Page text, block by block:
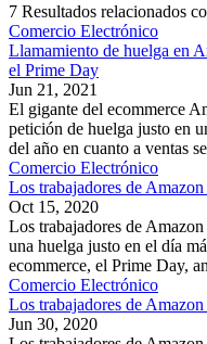
7 Resultados relacionados
Comercio Electrónico
Llamamiento de huelga en
el Prime Day
Jun 21, 2021
El gigante del ecommerce
petición de huelga justo en
del año en cuanto a ventas
Comercio Electrónico
Los trabajadores de
Oct 15, 2020
Los trabajadores de
una huelga justo en el día
ecommerce, el Prime Day,
Comercio Electrónico
Los trabajadores de
Jun 30, 2020